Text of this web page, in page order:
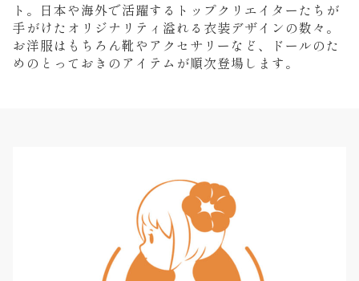
ト。日本や海外で活躍するトップクリエイターたちが
手がけたオリジナリティ溢れる衣装デザインの数々。
お洋服はもちろん靴やアクセサリーなど、ドールのた
めのとっておきのアイテムが順次登場します。